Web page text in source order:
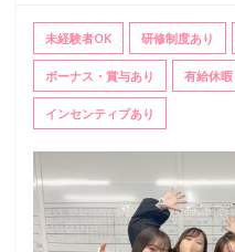
未経験者OK 研修制度あり
ボーナス・賞与あり 有給休暇
インセンティブあり